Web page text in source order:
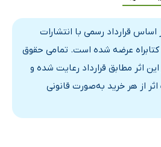
قرارداد رسمی با انتشارات
کتابراه عرضه شده است. تمامی حقوق
اثر مطابق قرارداد رعایت شده و
از هر خرید به‌صورت قانونی